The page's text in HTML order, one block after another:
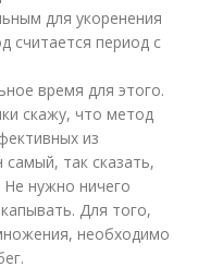
для укоренения
считается период с
время для этого.
скажу, что метод
из
так сказать,
нужно ничего
Для того,
необходимо